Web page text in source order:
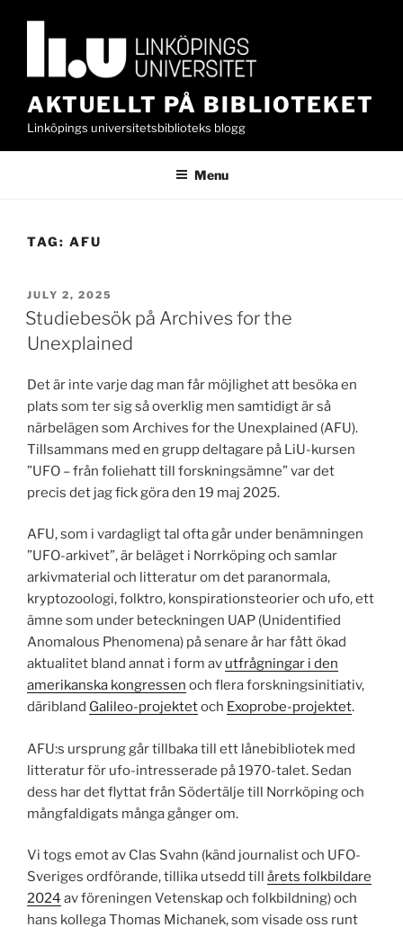
AKTUELLT PÅ BIBLIOTEKET
Linköpings universitetsbiblioteks blogg
Menu
TAG: AFU
POSTED
ON
JULY 2, 2025
Studiebesök på Archives for the
Unexplained
Det är inte varje dag man får möjlighet att besöka en
plats som ter sig så overklig men samtidigt är så
närbelägen som Archives for the Unexplained (AFU).
Tillsammans med en grupp deltagare på LiU-kursen
”UFO – från foliehatt till forskningsämne” var det
precis det jag fick göra den 19 maj 2025.
AFU, som i vardagligt tal ofta går under benämningen
”UFO-arkivet”, är beläget i Norrköping och samlar
arkivmaterial och litteratur om det paranormala,
kryptozoologi, folktro, konspirationsteorier och ufo, ett
ämne som under beteckningen UAP (Unidentified
Anomalous Phenomena) på senare år har fått ökad
aktualitet bland annat i form av utfrågningar i den
amerikanska kongressen och flera forskningsinitiativ,
däribland Galileo-projektetoch Exoprobe-projektet.
AFU:s ursprung går tillbaka till ett lånebibliotek med
litteratur för ufo-intresserade på 1970-talet. Sedan
dess har det flyttat från Södertälje till Norrköping och
mångfaldigats många gånger om.
Vi togs emot av Clas Svahn (känd journalist och UFO-
Sveriges ordförande, tillika utsedd till årets folkbildare
2024 av föreningen Vetenskap och folkbildning) och
hans kollega Thomas Michanek, som visade oss runt